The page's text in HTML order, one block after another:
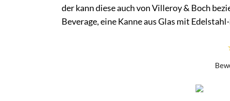
der kann diese auch von Villeroy & Boch
Beverage, eine Kanne aus Glas mit